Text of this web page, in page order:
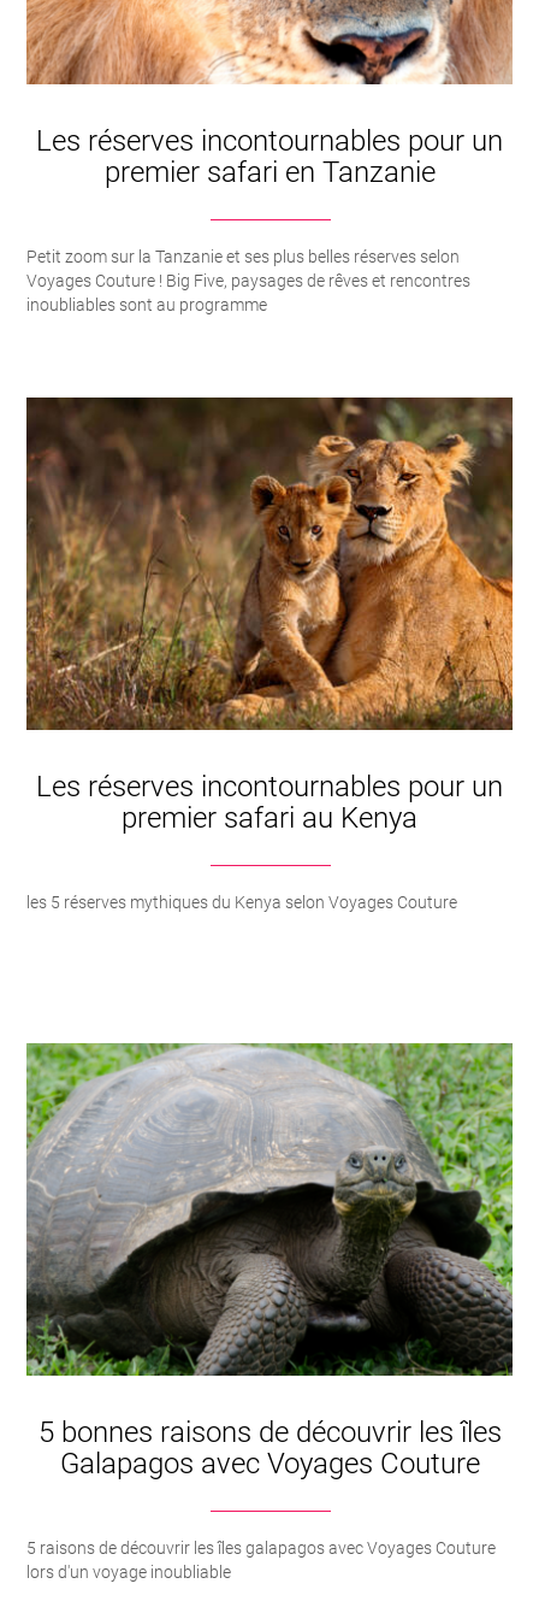
Les réserves incontournables pour un
premier safari en Tanzanie
Petit zoom sur la Tanzanie et ses plus belles réserves selon
Voyages Couture ! Big Five, paysages de rêves et rencontres
inoubliables sont au programme
Les réserves incontournables pour un
premier safari au Kenya
les 5 réserves mythiques du Kenya selon Voyages Couture
5 bonnes raisons de découvrir les îles
Galapagos avec Voyages Couture
5 raisons de découvrir les îles galapagos avec Voyages Couture
lors d'un voyage inoubliable